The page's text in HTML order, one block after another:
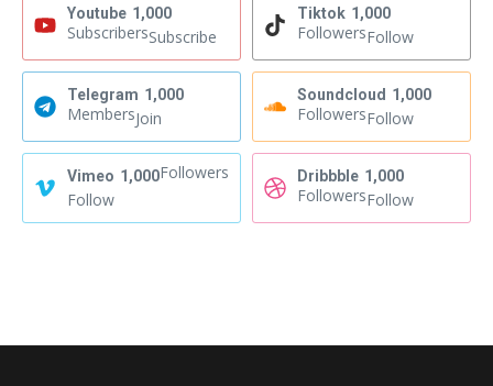
Youtube 1,000
SubscribersSubscribe
Tiktok 1,000
FollowersFollow
Telegram 1,000
MembersJoin
Soundcloud 1,000
FollowersFollow
Vimeo 1,000Followers
Follow
Dribbble 1,000
FollowersFollow